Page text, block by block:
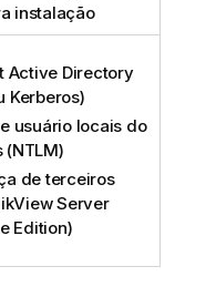
instalação
Active Directory
Kerberos)
usuário locais do
(NTLM)
de terceiros
Server
Edition)